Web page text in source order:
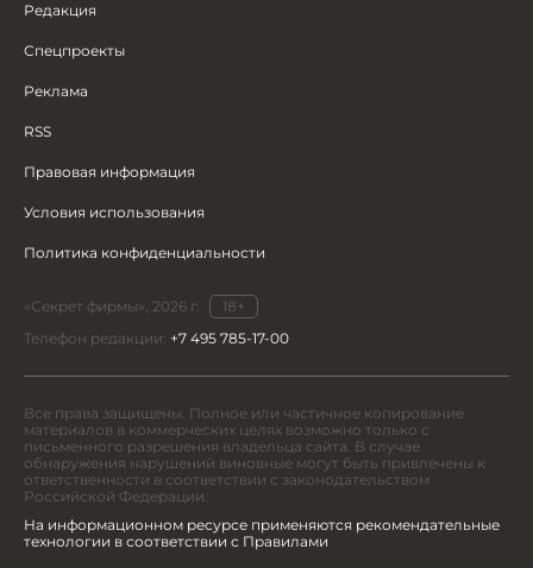
Редакция
Спецпроекты
Реклама
RSS
Правовая информация
Условия использования
Политика конфиденциальности
«Секрет фирмы», 2026 г.
18+
Телефон редакции: +7 495 785-17-00
Все права защищены. Полное или частичное копирование
материалов в коммерческих целях возможно только с
письменного разрешения владельца сайта. В случае
обнаружения нарушений виновные могут быть привлечены к
ответственности в соответствии с законодательством
Российской Федерации.
На информационном ресурсе применяются рекомендательные
технологии в соответствии с Правилами